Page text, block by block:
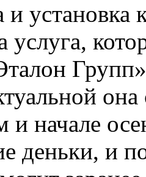
услуга,
она
и начале
деньки, и